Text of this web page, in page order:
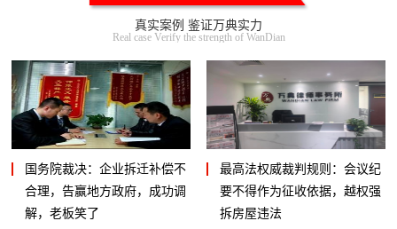
真实案例 鉴证万典实力
Real case Verify the strength of WanDian
国务院裁决：企业拆迁补偿不
合理，告赢地方政府，成功调
解，老板笑了
最高法权威裁判规则：会议纪
要不得作为征收依据，越权强
拆房屋违法